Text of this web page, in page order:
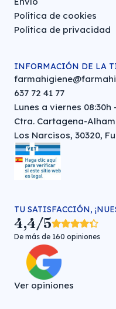
Política de cookies
Política de privacidad
INFORMACIÓN DE LA
637 72 41 77
Lunes a viernes 08:30h
Ctra. Cartagena-
Los Narcisos, 30320,
TU SATISFACCIÓN,
4,4/5
De más de 160 opiniones
Ver opiniones